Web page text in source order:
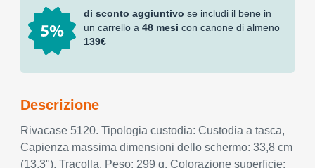
di sconto aggiuntivo se includi il bene in
un carrello a 48 mesi con canone di almeno
139€
Descrizione
Rivacase 5120. Tipologia custodia: Custodia a tasca,
Capienza massima dimensioni dello schermo: 33,8 cm
(13.3"), Tracolla. Peso: 299 g. Colorazione superficie: